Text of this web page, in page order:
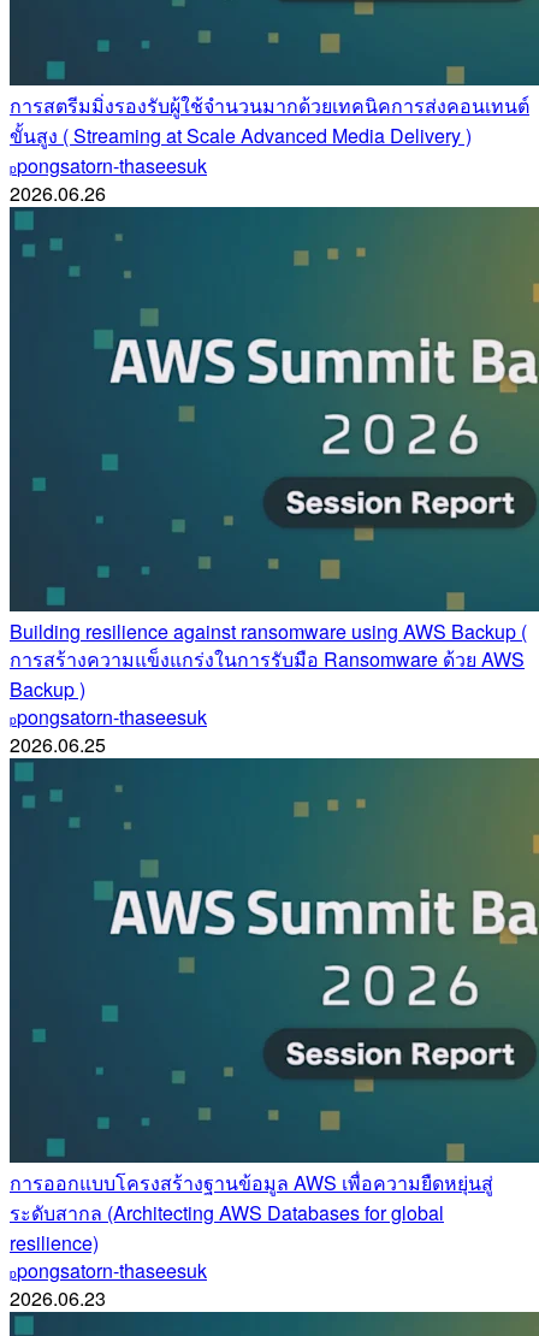
การสตรีมมิ่งรองรับผู้ใช้จำนวนมากด้วยเทคนิคการส่งคอนเทนต์
ขั้นสูง ( Streaming at Scale Advanced Media Delivery )
ppongsatorn-thaseesuk
2026.06.26
Building resilience against ransomware using AWS Backup (
การสร้างความแข็งแกร่งในการรับมือ Ransomware ด้วย AWS
Backup )
ppongsatorn-thaseesuk
2026.06.25
การออกแบบโครงสร้างฐานข้อมูล AWS เพื่อความยืดหยุ่นสู่
ระดับสากล (Architecting AWS Databases for global
resilience)
ppongsatorn-thaseesuk
2026.06.23